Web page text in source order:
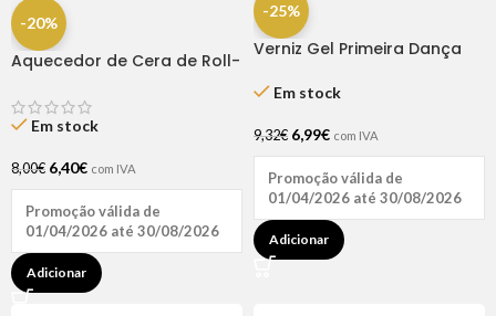
-20%
Aquecedor de Cera de Roll-
Em stock
8,00€ 6,40€ com IVA
Promoção válida de
01/04/2026 até 30/08/2026
Adicionar
-25%
Verniz Gel Primeira Dança
Em stock
9,32€ 6,99€ com IVA
Promoção válida de
01/04/2026 até 30/08/2026
Adicionar